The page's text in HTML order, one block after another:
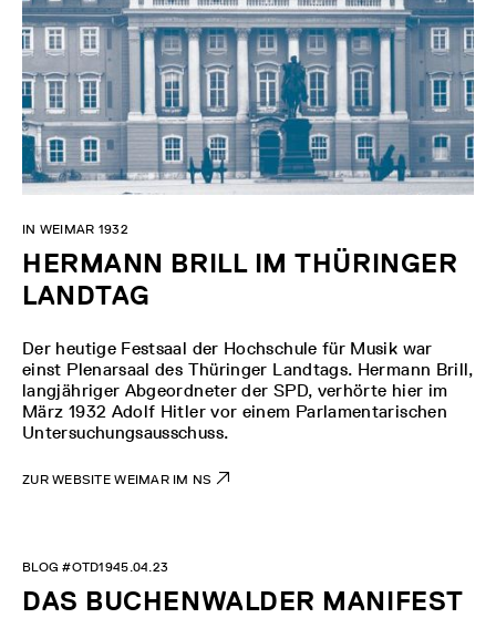
HERMANN BRILL IM THÜRINGER
LANDTAG
IN WEIMAR 1932
Der heutige Festsaal der Hochschule für Musik war
einst Plenarsaal des Thüringer Landtags. Hermann Brill,
langjähriger Abgeordneter der SPD, verhörte hier im
März 1932 Adolf Hitler vor einem Parlamentarischen
Untersuchungsausschuss.
ZUR WEBSITE WEIMAR IM NS
DAS BUCHENWALDER MANIFEST
BLOG #OTD1945.04.23